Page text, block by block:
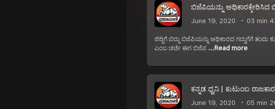
ಬಿಜೆಪಿಯನ್ನು ಅಧಿಕಾರಕ್ಕೇರಿಸಿದ
June 19, 2020 03 min
ಜಿದ್ದಿಗೆ ಬಿದ್ದು ಬಿಜೆಪಿಯನ್ನು ಅಧಿಕಾರದ ಗದ್ದುಗೆಗೆ
ಎಂಬ ಚರ್ಚೆ ಈಗ ಬಿಜೆಪ ...Read more
ಕನ್ನಡ ಧ್ವನಿ | ಕುಟುಂಬ
June 19, 2020 05 min